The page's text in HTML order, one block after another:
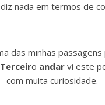
nada em termos de
das minhas
o andarvi este
com muita curiosidade.